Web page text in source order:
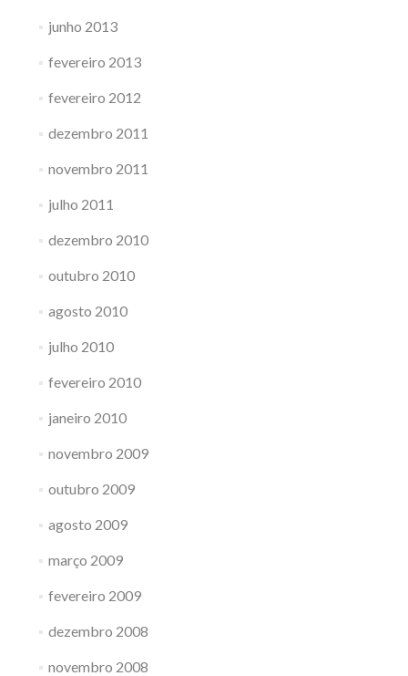
junho 2013
fevereiro 2013
fevereiro 2012
dezembro 2011
novembro 2011
julho 2011
dezembro 2010
outubro 2010
agosto 2010
julho 2010
fevereiro 2010
janeiro 2010
novembro 2009
outubro 2009
agosto 2009
março 2009
fevereiro 2009
dezembro 2008
novembro 2008